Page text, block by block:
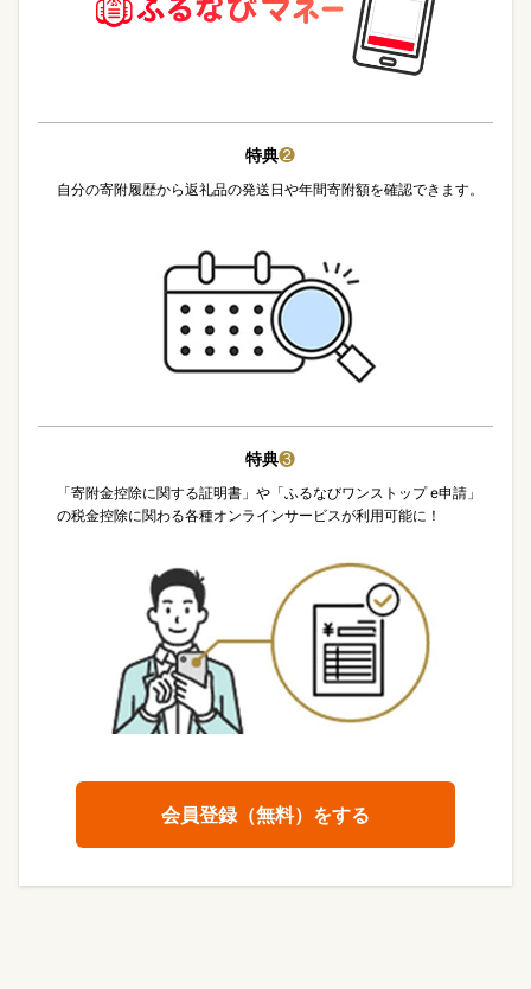
特典❷
自分の寄附履歴から返礼品の発送日や年間寄附額を確認できます。
特典❸
「寄附金控除に関する証明書」や「ふるなびワンストップ e申請」
の税金控除に関わる各種オンラインサービスが利用可能に！
会員登録（無料）をする